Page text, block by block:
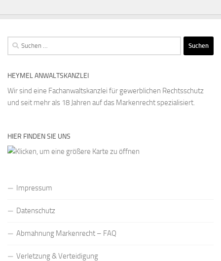
Suchen
nach:
HEYMEL ANWALTSKANZLEI
Wir sind eine Fachanwaltskanzlei für gewerblichen Rechtsschutz
und seit mehr als 18 Jahren auf das Markenrecht spezialisiert.
HIER FINDEN SIE UNS
Impressum
Datenschutz
Abmahnung Markenrecht – FAQ
Verletzung & Verteidigung